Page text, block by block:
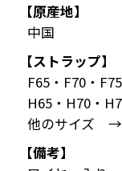
【原産地】
中国
【ストラップ】
F65・F70・
H65・H70・
他のサイズ
【備考】